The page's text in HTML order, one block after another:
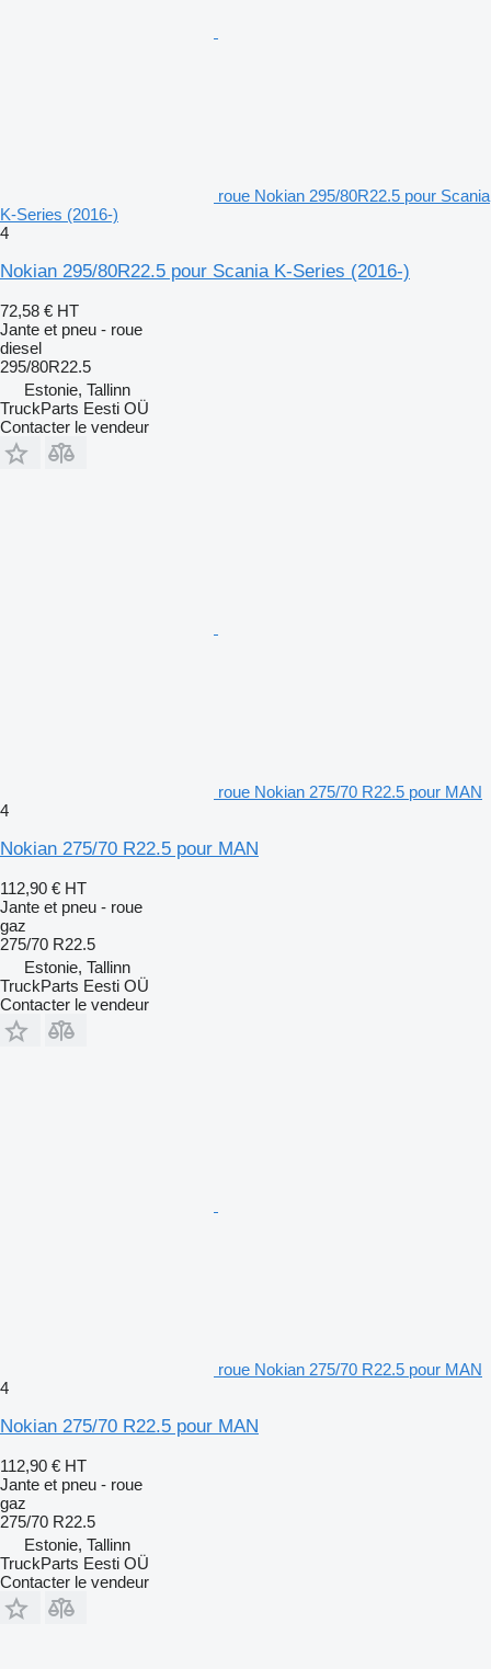
roue Nokian 295/80R22.5 pour Scania
K-Series (2016-)
4
Nokian 295/80R22.5 pour Scania K-Series (2016-)
72,58 € HT
Jante et pneu - roue
diesel
295/80R22.5
Estonie, Tallinn
TruckParts Eesti OÜ
Contacter le vendeur
roue Nokian 275/70 R22.5 pour MAN
4
Nokian 275/70 R22.5 pour MAN
112,90 € HT
Jante et pneu - roue
gaz
275/70 R22.5
Estonie, Tallinn
TruckParts Eesti OÜ
Contacter le vendeur
roue Nokian 275/70 R22.5 pour MAN
4
Nokian 275/70 R22.5 pour MAN
112,90 € HT
Jante et pneu - roue
gaz
275/70 R22.5
Estonie, Tallinn
TruckParts Eesti OÜ
Contacter le vendeur